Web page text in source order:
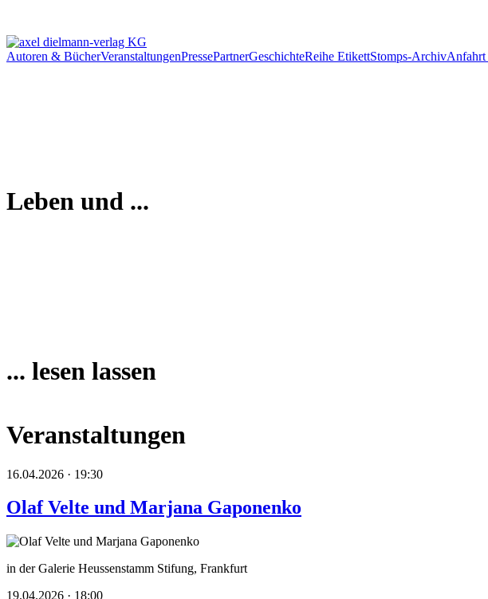
Autoren & BücherVeranstaltungenPressePartnerGeschichteReihe EtikettStomps-Archiv
Leben und ...
... lesen lassen
Veranstaltungen
16.04.2026 · 19:30
Olaf Velte und Marjana Gaponenko
in der Galerie Heussenstamm Stifung, Frankfurt
19.04.2026 · 18:00